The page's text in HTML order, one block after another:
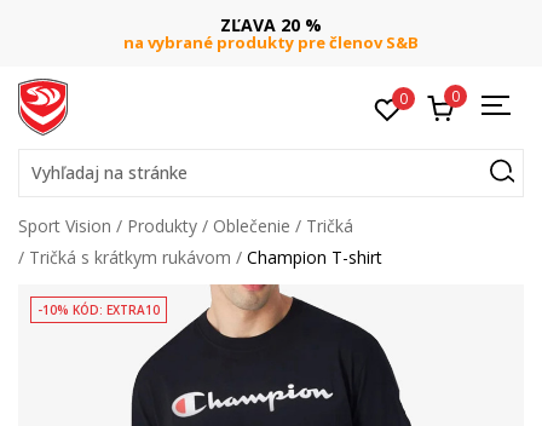
ZĽAVA 20 %
na vybrané produkty pre členov S&B
0 0
Vyhľadaj na stránke
Sport Vision Produkty Oblečenie
Tričká
Tričká s krátkym rukávom
Champion T-shirt
-10% KÓD: EXTRA10